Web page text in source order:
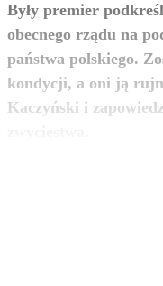
Były premier
obecnego rządu na
państwa polskiego.
kondycji, a oni ją
Kaczyński i